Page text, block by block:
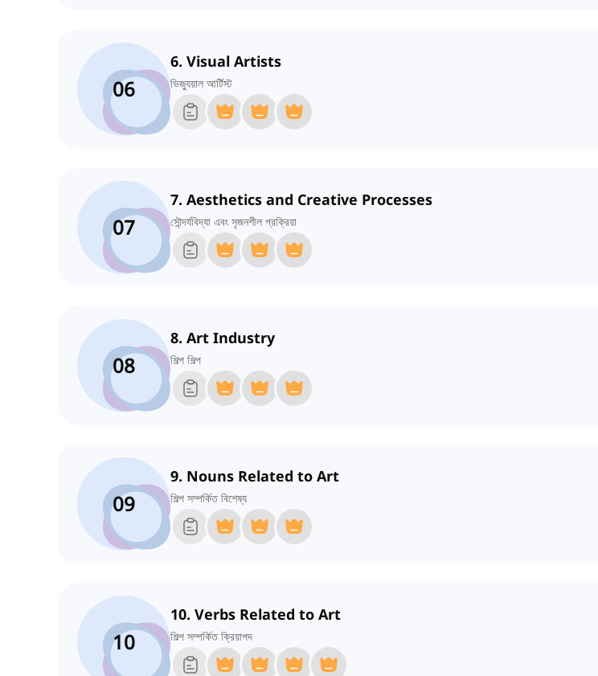
06
6. Visual Artists
ভিজ্যুয়াল আর্টিস্ট
07
7. Aesthetics and Creative Processes
সৌন্দর্যবিদ্যা এবং সৃজনশীল প্রক্রিয়া
08
8. Art Industry
শিল্প শিল্প
09
9. Nouns Related to Art
শিল্প সম্পর্কিত বিশেষ্য
10
10. Verbs Related to Art
শিল্প সম্পর্কিত ক্রিয়াপদ